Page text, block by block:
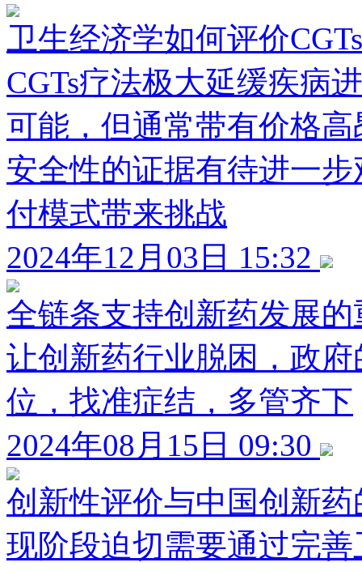
卫生经济学如何评价
CGTs疗法极大延缓疾病
可能，但通常带有价格
安全性的证据有待进一
付模式带来挑战
2024年12月03日 15:32
全链条支持创新药发展
让创新药行业脱困，政
位，找准症结，多管齐下
2024年08月15日 09:30
创新性评价与中国创新药
现阶段迫切需要通过完